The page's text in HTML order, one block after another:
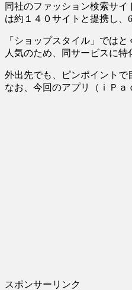
同社のファッション検索サ
は約１４０サイトと提携し、
「ショップスタイル」では
人気のため、同サービスに特
外出先でも、ピンポイントで
なお、今回のアプリ（ｉＰａ
スポンサーリンク